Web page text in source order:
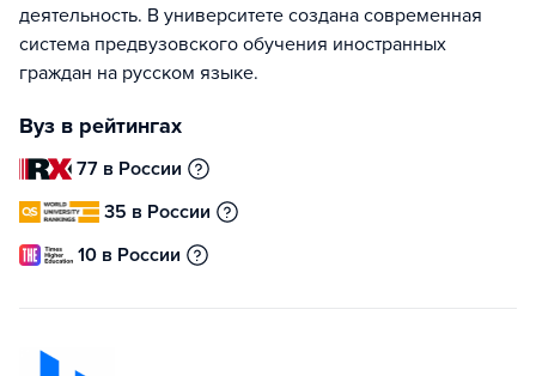
деятельность. В университете создана современная
система предвузовского обучения иностранных
граждан на русском языке.
Вуз в рейтингах
77 в России
35 в России
10 в России